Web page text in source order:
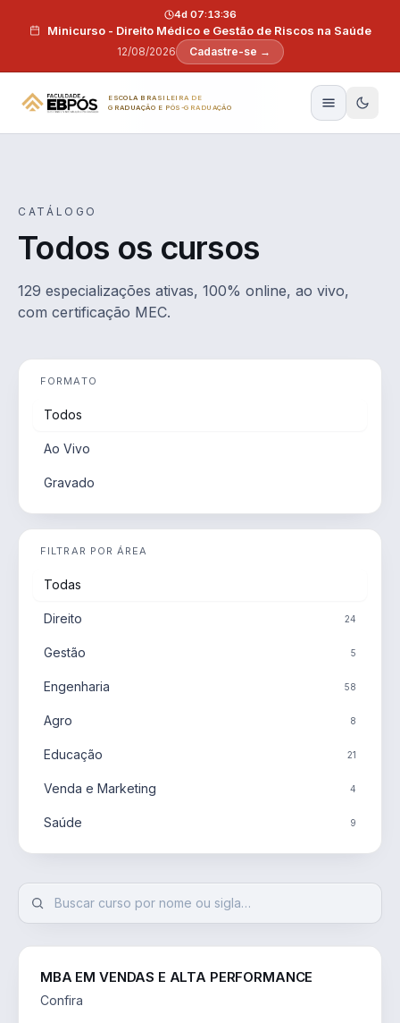
Minicurso - Direito Médico e Gestão de Riscos na Saúde
12/08/2026
4d 07:13:36
Cadastre-se →
ESCOLA BRASILEIRA DE
GRADUAÇÃO E PÓS-GRADUAÇÃO
CATÁLOGO
Todos os cursos
129 especializações ativas, 100% online, ao vivo,
com certificação MEC.
FORMATO
Todos
Ao Vivo
Gravado
FILTRAR POR ÁREA
Todas
Direito 24
Gestão 5
Engenharia 58
Agro 8
Educação 21
Venda e Marketing 4
Saúde 9
MBA EM VENDAS E ALTA PERFORMANCE
Confira